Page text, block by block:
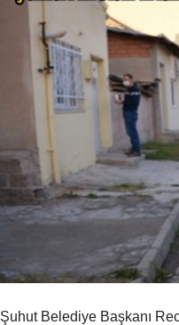
Şuhut Belediye Başkanı